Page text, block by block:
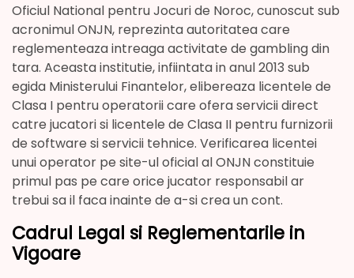
Oficiul National pentru Jocuri de Noroc, cunoscut sub
acronimul ONJN, reprezinta autoritatea care
reglementeaza intreaga activitate de gambling din
tara. Aceasta institutie, infiintata in anul 2013 sub
egida Ministerului Finantelor, elibereaza licentele de
Clasa I pentru operatorii care ofera servicii direct
catre jucatori si licentele de Clasa II pentru furnizorii
de software si servicii tehnice. Verificarea licentei
unui operator pe site-ul oficial al ONJN constituie
primul pas pe care orice jucator responsabil ar
trebui sa il faca inainte de a-si crea un cont.
Cadrul Legal si Reglementarile in
Vigoare